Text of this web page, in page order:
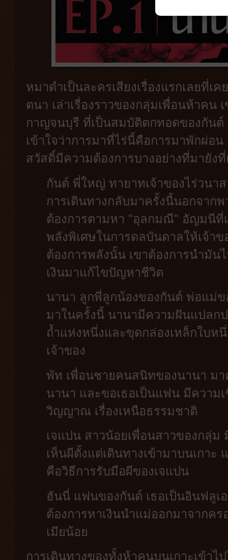
หมาดำเป็นละครเสียงเรื่องแรกเลยที่เ
ตนา เล่าเรื่องราวของกลุ่มเพื่อนห้าคน
กาญจนบุรี ที่เป็นสมบัติตกทอดของกัน
เข้าใจว่าการมาที่ไร่นี้คือการมาพักผ่อ
สวัสดิ์มีความต้องการบางอย่างที่มายัง
กันต์ พี่ใหญ่ ทายาทเจ้าของไร่วนา
การเดินทางกลับมาครั้งนี้นอกจาก
ต้องการตามหา "อุลกมณี" อัญมนีที่
พลังพิเศษในการดลบันดาลให้เจ้า
ต้องการพลังนั้น เขาต้องการนำมั
เงินมาแก้ไขปัญหาชีวิต
นานา ลูกพี่ลูกน้องของกันต์ พ่อแม่
มาในครั้งนี้ นานามีความฝันแปลกป
ถ้ำแห่งหนึ่งและขุดกล่องเหล็กใบห
เจ้าของ
พัท เพื่อนชายคนสนิทของนานา มา
นานา และขอเธอเป็นแฟน มีความ
วิญญาณ เรื่องเหนือธรรมชาติ
เจแปน สาวน้อยเพื่อนสาวของกลุ่ม
เห็นผีตั้งแต่เดินทางเข้ามาบนเกาะ
คือวิธีการรับมือผีของเจแปน
ฮันนี่ แฟนของกันต์ เธอเป็นอินฟลูเ
ต้องการหาเงินนำแม่ออกมาจากค
เมียน้อย
การเดินทางของทั้งห้าคนบนเกาะเข้า